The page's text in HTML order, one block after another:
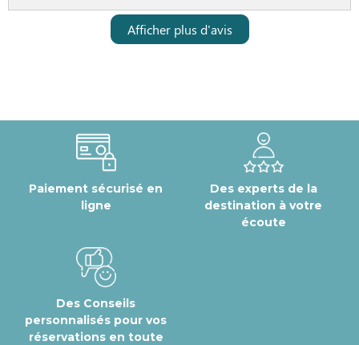
Afficher plus d'avis
Paiement sécurisé en
ligne
Des experts de la
destination à votre
écoute
Des Conseils
personnalisés pour vos
réservations en toute